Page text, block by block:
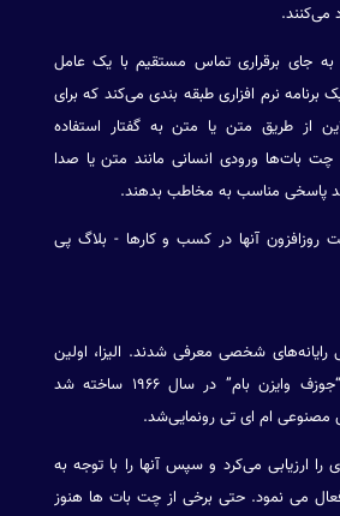
می‌کنند.
به جای برقراری تماس مستقیم با یک عامل
برنامه نرم افزاری طبقه بندی می‌کند که برای
از طریق متن یا متن به گفتار استفاده
بات‌ها ورودی انسانی مانند متن یا صدا
پاسخی مناسب به مخاطب بدهند.
شخصی معرفی شدند. الیزا، اولین
چت بات دنیا، توسط “جوزف وایزن بام” در سال ۱۹۶۶ ساخته شد
ام ای تی رونمایی‌شد.
را ارزیابی می‌کرد و سپس آنها را با توجه به
می نمود. حتی برخی از چت بات ها هنوز